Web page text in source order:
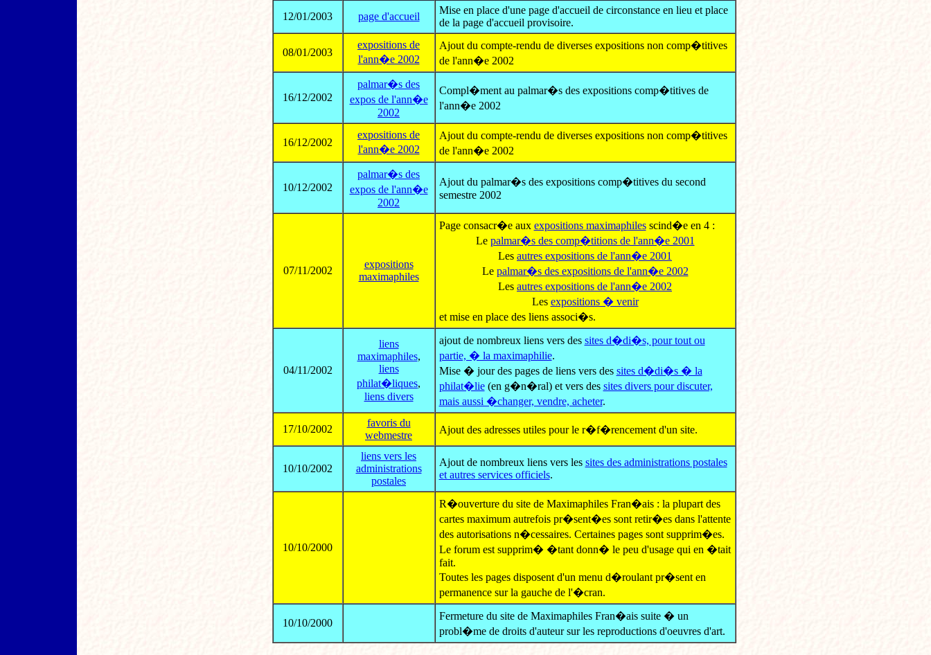
12/01/2003 page d'accueil
Mise en place d'une page d'accueil de circonstance en lieu et place
de la page d'accueil provisoire.
08/01/2003
expositions de
l'ann�e 2002
Ajout du compte-rendu de diverses expositions non comp�titives
de l'ann�e 2002
16/12/2002
palmar�s des
expos de l'ann�e
2002
Compl�ment au palmar�s des expositions comp�titives de
l'ann�e 2002
16/12/2002
expositions de
l'ann�e 2002
Ajout du compte-rendu de diverses expositions non comp�titives
de l'ann�e 2002
10/12/2002
palmar�s des
expos de l'ann�e
2002
Ajout du palmar�s des expositions comp�titives du second
semestre 2002
07/11/2002
expositions
maximaphiles
Page consacr�e aux expositions maximaphilesscind�e en 4 :
Le palmar�s des comp�titions de l'ann�e 2001
Les autres expositions de l'ann�e 2001
Le palmar�s des expositions de l'ann�e 2002
Les autres expositions de l'ann�e 2002
Les expositions � venir
et mise en place des liens associ�s.
04/11/2002
liens
maximaphiles,
liens
philat�liques,
liens divers
ajout de nombreux liens vers des sites d�di�s, pour tout ou
partie, � la maximaphilie.
Mise � jour des pages de liens vers des sites d�di�s � la
philat�lie(en g�n�ral) et vers des sites divers pour discuter,
mais aussi �changer, vendre, acheter.
17/10/2002
favoris du
webmestre
Ajout des adresses utiles pour le r�f�rencement d'un site.
10/10/2002
liens vers les
administrations
postales
Ajout de nombreux liens vers les sites des administrations postales
et autres services officiels.
10/10/2000
R�ouverture du site de Maximaphiles Fran�ais : la plupart des
cartes maximum autrefois pr�sent�es sont retir�es dans l'attente
des autorisations n�cessaires. Certaines pages sont supprim�es.
Le forum est supprim� �tant donn� le peu d'usage qui en �tait
fait.
Toutes les pages disposent d'un menu d�roulant pr�sent en
permanence sur la gauche de l'�cran.
10/10/2000
Fermeture du site de Maximaphiles Fran�ais suite � un
probl�me de droits d'auteur sur les reproductions d'oeuvres d'art.